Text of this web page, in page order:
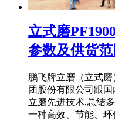
立式磨
参数及供货范
鹏飞牌立磨（立式
团股份有限公司跟
立磨先进技术,总结
一种高效、节能、